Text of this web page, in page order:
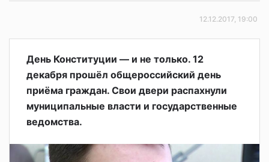
12.12.2017, 19:00
День Конституции — и не только. 12
декабря прошёл общероссийский день
приёма граждан. Свои двери распахнули
муниципальные власти и государственные
ведомства.